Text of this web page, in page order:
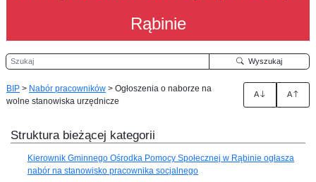
Rąbinie
Szukaj Wyszukaj
BIP > Nabór pracowników > Ogłoszenia o naborze na
wolne stanowiska urzędnicze
A A
Struktura bieżącej kategorii
Kierownik Gminnego Ośrodka Pomocy Społecznej w Rąbinie ogłasza
nabór na stanowisko pracownika socjalnego